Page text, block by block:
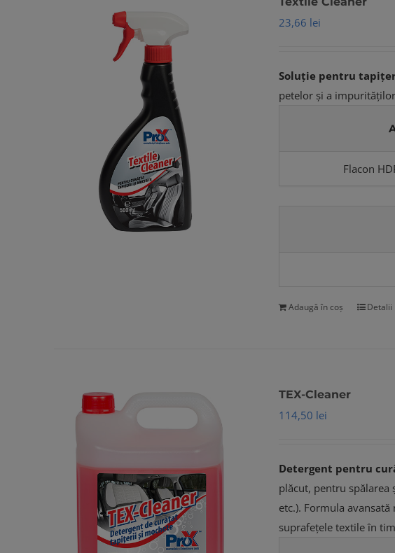
23,66 lei
Soluție pentru
petelor şi a
Flacon
Adaugă în coș Detalii
TEX-Cleaner
114,50 lei
Detergent pentru
plăcut, pentru
etc.). Formula
suprafețele textile în